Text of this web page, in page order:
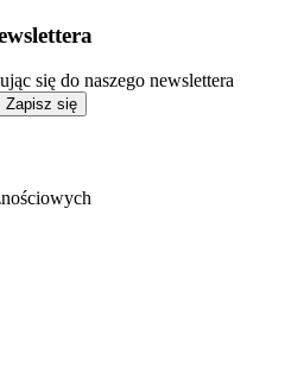
się do naszego newslettera
Zapisz się